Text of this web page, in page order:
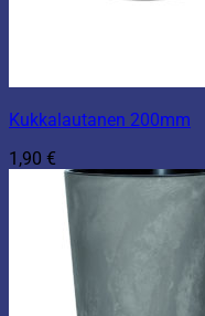
Kukkalautanen 200mm
1,90 €